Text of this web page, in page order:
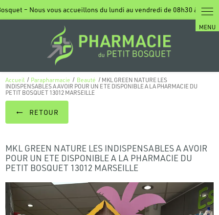
Accueil Parapharmacie Beauté
MKL GREEN NATURE LES
INDISPENSABLES A AVOIR POUR UN ETE DISPONIBLE A LA PHARMACIE DU
PETIT BOSQUET 13012 MARSEILLE
RETOUR
MKL GREEN NATURE LES INDISPENSABLES A AVOIR
POUR UN ETE DISPONIBLE A LA PHARMACIE DU
PETIT BOSQUET 13012 MARSEILLE